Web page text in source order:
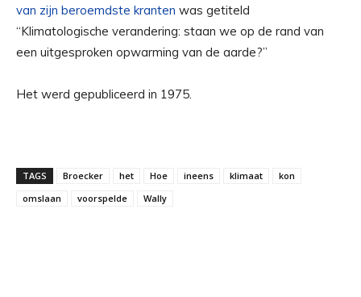
van zijn beroemdste kranten was getiteld
“Klimatologische verandering: staan ​​​​we op de rand van
een uitgesproken opwarming van de aarde?”
Het werd gepubliceerd in 1975.
TAGS Broecker het Hoe ineens klimaat
kon
omslaan
voorspelde Wally